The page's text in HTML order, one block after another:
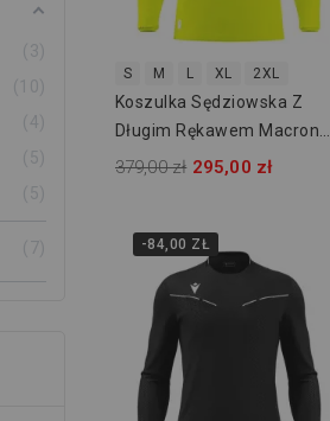
3
10
4
5
5
7
S M L XL 2XL
Koszulka Sędziowska Z
Długim Rękawem Macron
Ponnet Eco 800000151500
379,00 zł 295,00 zł
-84,00 ZŁ